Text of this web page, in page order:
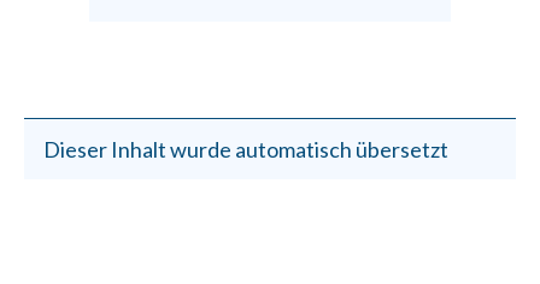
Dieser Inhalt wurde automatisch übersetzt